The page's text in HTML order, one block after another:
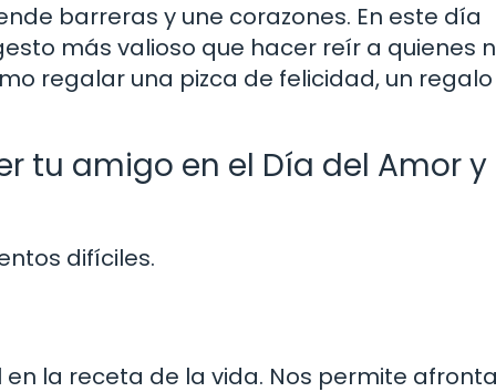
barreras y une corazones. En este día
más valioso que hacer reír a quienes
regalar una pizca de felicidad, un
tu amigo en el Día del Amor y
difíciles.
la receta de la vida. Nos permite